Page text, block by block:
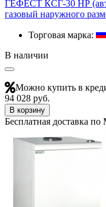
ГЕФЕСТ КСГ-30 НР
газовый наружного
Торговая марка:
В наличии
Можно купить в
94 028 руб.
В корзину
Бесплатная доставка по